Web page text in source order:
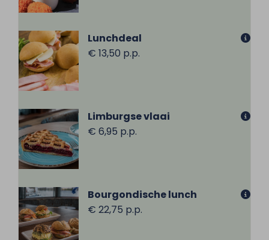
Lunchdeal
€ 13,50 p.p.
Limburgse vlaai
€ 6,95 p.p.
Bourgondische lunch
€ 22,75 p.p.